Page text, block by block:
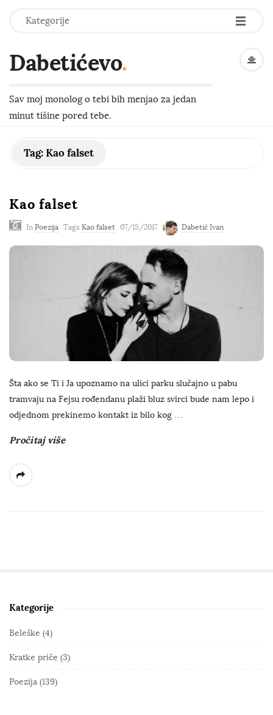
Kategorije -
-
-
Dabetićevo.
Sav moj monolog o tebi bih menjao za jedan
minut tišine pored tebe.
Tag:Kao falset
Kao falset
In Poezija Tags Kao falset 07/15/2017 Dabetić Ivan
Šta ako se Ti i Ja upoznamo na ulici parku slučajno u pabu
tramvaju na Fejsu rođendanu plaži bluz svirci bude nam lepo i
odjednom prekinemo kontakt iz bilo kog …
Pročitaj više
S
i
e
S
Kategorije
Beleške (4)
Kratke priče (3)
Poezija (139)